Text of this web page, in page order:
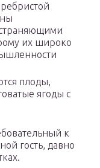
их широко
плоды,
ягоды с
к
гость, давно